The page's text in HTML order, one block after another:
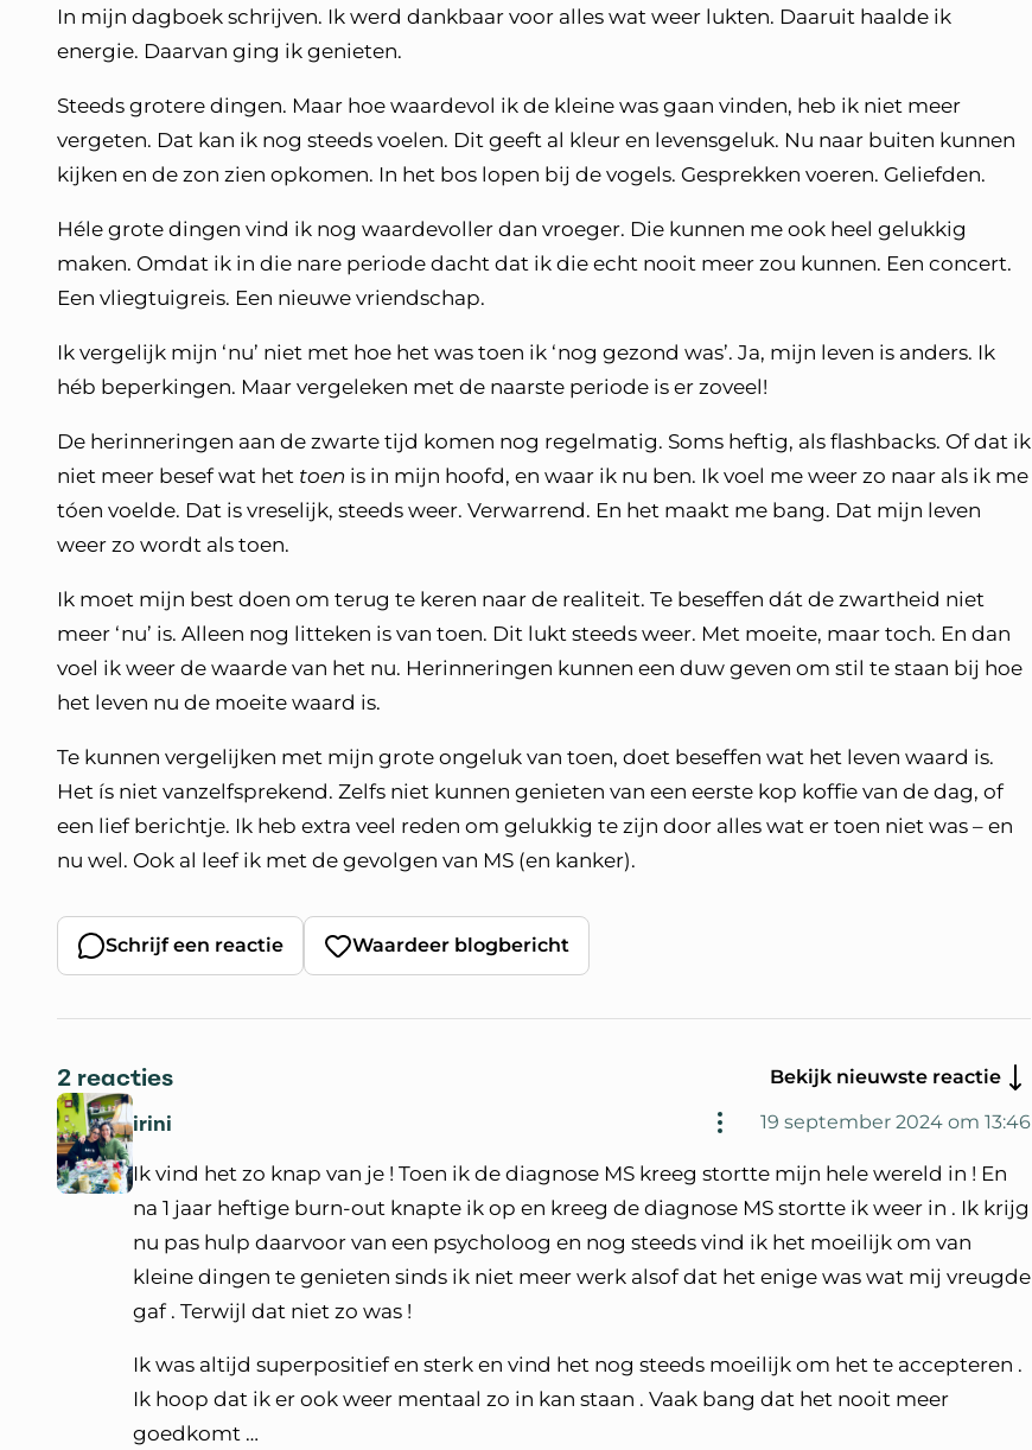
In mijn dagboek schrijven. Ik werd dankbaar voor alles wat weer lukten. Daaruit haalde ik
energie. Daarvan ging ik genieten.
Steeds grotere dingen. Maar hoe waardevol ik de kleine was gaan vinden, heb ik niet meer
vergeten. Dat kan ik nog steeds voelen. Dit geeft al kleur en levensgeluk. Nu naar buiten kunnen
kijken en de zon zien opkomen. In het bos lopen bij de vogels. Gesprekken voeren. Geliefden.
Héle grote dingen vind ik nog waardevoller dan vroeger. Die kunnen me ook heel gelukkig
maken. Omdat ik in die nare periode dacht dat ik die echt nooit meer zou kunnen. Een concert.
Een vliegtuigreis. Een nieuwe vriendschap.
Ik vergelijk mijn ‘nu’ niet met hoe het was toen ik ‘nog gezond was’. Ja, mijn leven is anders. Ik
héb beperkingen. Maar vergeleken met de naarste periode is er zoveel!
De herinneringen aan de zwarte tijd komen nog regelmatig. Soms heftig, als flashbacks. Of dat ik
niet meer besef wat het toen is in mijn hoofd, en waar ik nu ben. Ik voel me weer zo naar als ik me
tóen voelde. Dat is vreselijk, steeds weer. Verwarrend. En het maakt me bang. Dat mijn leven
weer zo wordt als toen.
Ik moet mijn best doen om terug te keren naar de realiteit. Te beseffen dát de zwartheid niet
meer ‘nu’ is. Alleen nog litteken is van toen. Dit lukt steeds weer. Met moeite, maar toch. En dan
voel ik weer de waarde van het nu. Herinneringen kunnen een duw geven om stil te staan bij hoe
het leven nu de moeite waard is.
Te kunnen vergelijken met mijn grote ongeluk van toen, doet beseffen wat het leven waard is.
Het ís niet vanzelfsprekend. Zelfs niet kunnen genieten van een eerste kop koffie van de dag, of
een lief berichtje. Ik heb extra veel reden om gelukkig te zijn door alles wat er toen niet was – en
nu wel. Ook al leef ik met de gevolgen van MS (en kanker).
Schrijf een reactie Waardeer blogbericht
2 reacties Bekijk nieuwste reactie
irini 19 september 2024 om 13:46
Ik vind het zo knap van je ! Toen ik de diagnose MS kreeg stortte mijn hele wereld in ! En
na 1 jaar heftige burn-out knapte ik op en kreeg de diagnose MS stortte ik weer in . Ik krijg
nu pas hulp daarvoor van een psycholoog en nog steeds vind ik het moeilijk om van
kleine dingen te genieten sinds ik niet meer werk alsof dat het enige was wat mij vreugde
gaf . Terwijl dat niet zo was !
Ik was altijd superpositief en sterk en vind het nog steeds moeilijk om het te accepteren .
Ik hoop dat ik er ook weer mentaal zo in kan staan . Vaak bang dat het nooit meer
goedkomt …